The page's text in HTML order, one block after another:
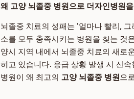
왜 고양 뇌졸중 병원으로 더자인병원
뇌졸중 치료의 성패는 '얼마나 빨리,
소를 모두 충족시키는 병원을 찾는 것
양시 지역 내에서 뇌졸중 치료의 새로
히고 있습니다. 응급 상황 발생 시 신
병원이 왜 최고의 고양 뇌졸중 병원으